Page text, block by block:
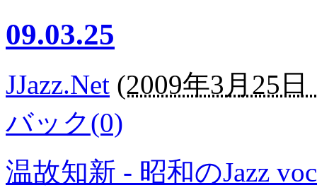
09.03.25
JJazz.Net (2009年3月25日
バック(0)
温故知新 - 昭和のJazz